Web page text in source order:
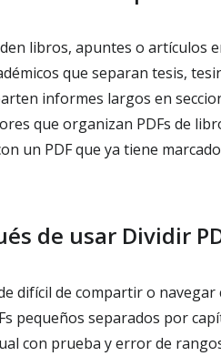
libros, apuntes o artículos
que separan tesis,
informes largos en
que organizan PDFs de
un PDF que ya tiene
de usar Dividir
difícil de compartir o
pequeños separados por
con prueba y error de